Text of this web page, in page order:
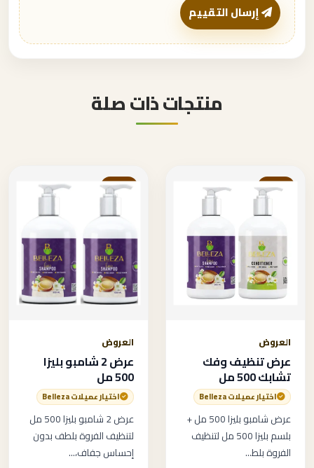
إرسال التقييم
منتجات ذات صلة
خصم
العروض
عرض تنظيف وفك
تشابك 500 مل
اختيار عميلات Belleza
عرض شامبو بليزا 500 مل +
بلسم بليزا 500 مل لتنظيف
الفروة بلط...
خصم
العروض
عرض 2 شامبو بليزا
500 مل
اختيار عميلات Belleza
عرض 2 شامبو بليزا 500 مل
لتنظيف الفروة بلطف بدون
إحساس جفاف،...